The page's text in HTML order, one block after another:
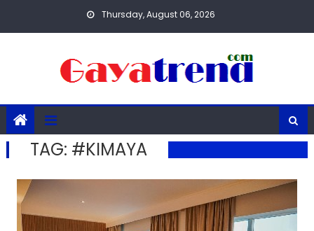
Thursday, August 06, 2026
TAG: #KIMAYA